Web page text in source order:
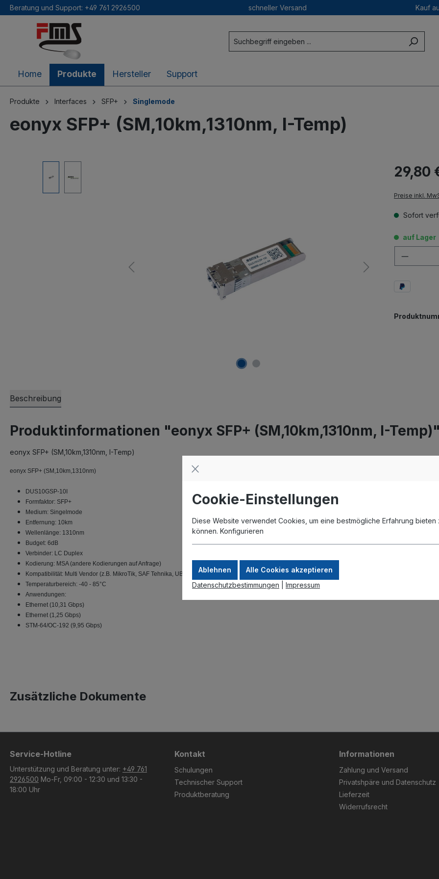
springen
Beratung und Support: +49 761 2926500 schneller Versand Kauf
Home Produkte Hersteller Support
Produkte Interfaces SFP+ Singlemode
eonyx SFP+ (SM,10km,1310nm, I-Temp)
29,80
Preise inkl.
Sofort
auf Lager
Beschreibung
Produktinformationen "eonyx SFP+ (SM,10km,1310nm, I-
eonyx SFP+ (SM,10km,1310nm, I-Temp)
eonyx SFP+ (SM,10km,1310nm)
DUS10GSP-10I
Formfaktor: SFP+
Medium: Singelmode
Entfernung: 10km
Wellenlänge: 1310nm
Budget: 6dB
Verbinder: LC Duplex
Kodierung: MSA (andere Kodierungen auf Anfrage)
Kompatibilität: Multi Vendor (z.B. MikroTik, SAF Tehnika, UBNT usw.)
Temperaturbereich: -40 - 85°C
Anwendungen:
Ethernet (10,31 Gbps)
Ethernet (1,25 Gbps)
STM-64/OC-192 (9,95 Gbps)
Zusätzliche Dokumente
Service-Hotline
Unterstützung und Beratung unter: +49 761
2926500 Mo-Fr, 09:00 - 12:30 und 13:30 -
18:00 Uhr
Kontakt
Schulungen
Technischer Support
Produktberatung
Informationen
Zahlung und Versand
Privatshpäre und Datenschutz
Lieferzeit
Widerrufsrecht
Cookie-Einstellungen
Diese Website verwendet Cookies, um eine bestmögliche Erfahrung bieten
können. Konfigurieren
Ablehnen
Alle Cookies akzeptieren
Datenschutzbestimmungen
Impressum